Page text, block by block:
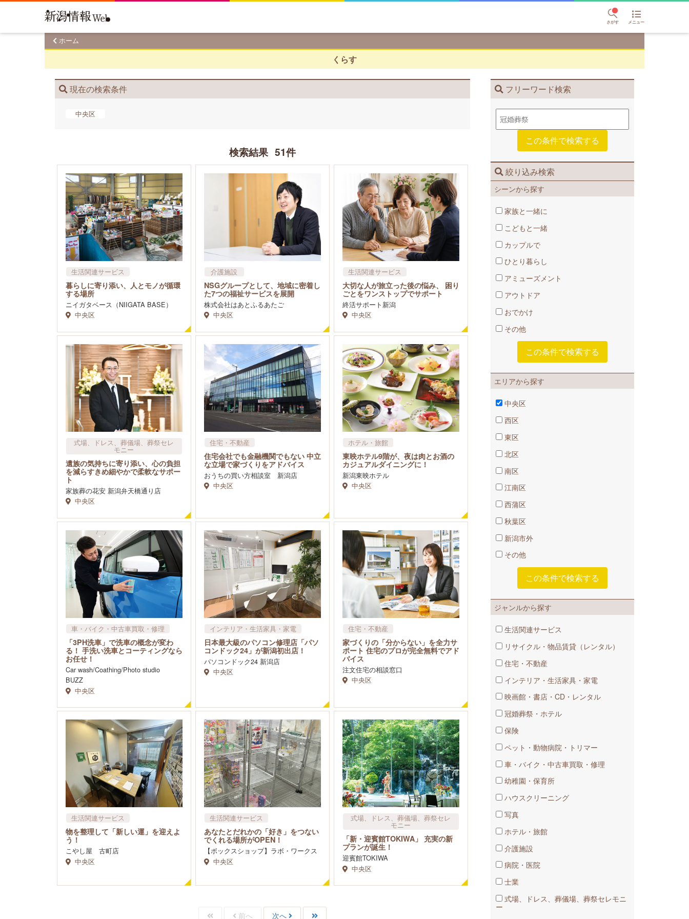
さがす メニュー
ホーム
くらす
フリーワード検索
絞り込み検索
シーンから探す
家族と一緒に
こどもと一緒
カップルで
ひとり暮らし
アミューズメント
アウトドア
おでかけ
その他
エリアから探す
中央区
西区
東区
北区
南区
江南区
西蒲区
秋葉区
新潟市外
その他
ジャンルから探す
生活関連サービス
リサイクル・物品賃貸​（レンタル）
住宅・不動産
インテリア・生活家具・家電
映画館・書店・CD・レンタル
冠婚葬祭・ホテル
保険
ペット・動物病院・トリマー
車​・バイク・中古車買取・修理
幼稚園・​保育所
ハウスクリーニング
写真
ホテル・旅館
介護施設
病院・医院
士業
式場、ドレス、葬儀場、葬祭セレモニ
ー
現在の検索条件
中央区
検索結果 51件
生活関連サービス
暮らしに寄り添い、人とモノが循環
する場所
ニイガタベース（NIIGATA BASE）
中央区
介護施設
NSGグループとして、地域に密着し
た7つの福祉サービスを展開
株式会社はあとふるあたご
中央区
生活関連サービス
大切な人が旅立った後の悩み、 困り
ごとをワンストップでサポート
終活サポート新潟
中央区
式場、ドレス、葬儀場、葬祭セレ
モニー
遺族の気持ちに寄り添い、心の負担
を減らすきめ細やかで柔軟なサポー
ト
家族葬の花安 新潟弁天橋通り店
中央区
住宅・不動産
住宅会社でも金融機関でもない 中立
な立場で家づくりをアドバイス
おうちの買い方相談室 新潟店
中央区
ホテル・旅館
東映ホテル9階が、夜は肉とお酒の
カジュアルダイニングに！
新潟東映ホテル
中央区
車​・バイク・中古車買取・修理
「3PH洗車」で洗車の概念が変わ
る！ 手洗い洗車とコーティングなら
お任せ！
Car wash/Coathing/Photo studio
BUZZ
中央区
インテリア・生活家具・家電
日本最大級のパソコン修理店「パソ
コンドック24」が新潟初出店！
パソコンドック24 新潟店
中央区
住宅・不動産
家づくりの「分からない」を全力サ
ポート 住宅のプロが完全無料でアド
バイス
注文住宅の相談窓口
中央区
生活関連サービス
物を整理して「新しい運」を迎えよ
う！
こやし屋 古町店
中央区
生活関連サービス
あなたとだれかの「好き」をつない
でくれる場所がOPEN！
【ボックスショップ】ラボ・ワークス
中央区
式場、ドレス、葬儀場、葬祭セレ
モニー
「新・迎賓館TOKIWA」 充実の新
プランが誕生！
迎賓館TOKIWA
中央区
前へ 次へ